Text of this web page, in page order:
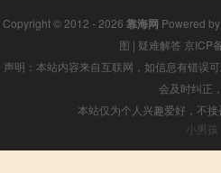
Copyright © 2012 - 2026 靠海网 Powered by
图 | 疑难解答 京ICP
声明：本站内容来自互联网，如信息有错误
会及时纠正
本站仅为个人兴趣爱好，不
小男孩